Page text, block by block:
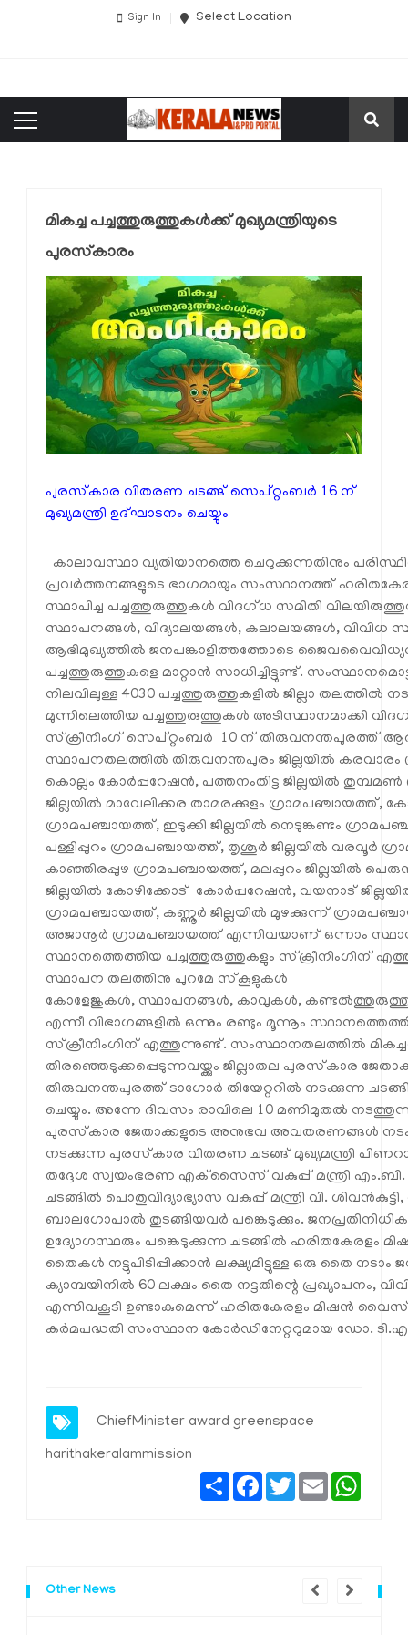
Sign In Select Location
മികച്ച പച്ചത്തുരുത്തുകൾക്ക് മുഖ്യമന്ത്രിയുടെ
പുരസ്‌കാരം
പുരസ്‌കാര വിതരണ ചടങ്ങ് സെപ്റ്റംബർ 16 ന്
മുഖ്യമന്ത്രി ഉദ്ഘാടനം ചെയ്യും
കാലാവസ്ഥാ വ്യതിയാനത്തെ ചെറുക്കുന്നതിനും
പ്രവർത്തനങ്ങളുടെ ഭാഗമായും സംസ്ഥാനത്ത്
സ്ഥാപിച്ച പച്ചത്തുരുത്തുകൾ വിദഗ്ധ സമിതി
സ്ഥാപനങ്ങൾ, വിദ്യാലയങ്ങൾ, കലാലയങ്ങൾ, വിവിധ
ആഭിമുഖ്യത്തിൽ ജനപങ്കാളിത്തത്തോടെ
പച്ചത്തുരുത്തുകളെ മാറ്റാൻ സാധിച്ചിട്ടുണ്ട്.
നിലവിലുള്ള 4030 പച്ചത്തുരുത്തുകളിൽ ജില്ലാ തലത്തിൽ
മുന്നിലെത്തിയ പച്ചത്തുരുത്തുകൾ അടിസ്ഥാനമാക്കി
സ്‌ക്രീനിംഗ് സെപ്റ്റംബർ 10 ന് തിരുവനന്തപുരത്ത്
സ്ഥാപനതലത്തിൽ തിരുവനന്തപുരം ജില്ലയിൽ കരവാരം
കൊല്ലം കോർപ്പറേഷൻ, പത്തനംതിട്ട ജില്ലയിൽ
ജില്ലയിൽ മാവേലിക്കര താമരക്കുളം ഗ്രാമപഞ്ചായത്ത്,
ഗ്രാമപഞ്ചായത്ത്, ഇടുക്കി ജില്ലയിൽ നെടുങ്കണ്ടം
പള്ളിപ്പുറം ഗ്രാമപഞ്ചായത്ത്, തൃശൂർ ജില്ലയിൽ വരവൂർ
കാഞ്ഞിരപ്പുഴ ഗ്രാമപഞ്ചായത്ത്, മലപ്പുറം ജില്ലയിൽ
ജില്ലയിൽ കോഴിക്കോട് കോർപ്പറേഷൻ, വയനാട്
ഗ്രാമപഞ്ചായത്ത്, കണ്ണൂർ ജില്ലയിൽ മുഴക്കുന്ന്
അജാനൂർ ഗ്രാമപഞ്ചായത്ത് എന്നിവയാണ് ഒന്നാം
സ്ഥാനത്തെത്തിയ പച്ചത്തുരുത്തുകളും സ്‌ക്രീനിംഗിന്
സ്ഥാപന തലത്തിനു പുറമേ സ്‌കൂളുകൾ
കോളേജുകൾ, സ്ഥാപനങ്ങൾ, കാവുകൾ,
എന്നീ വിഭാഗങ്ങളിൽ ഒന്നും രണ്ടും മൂന്നൂം
സ്‌ക്രീനിംഗിന് എത്തുന്നുണ്ട്. സംസ്ഥാനതലത്തിൽ
തിരഞ്ഞെടുക്കപ്പെടുന്നവയ്ക്കും ജില്ലാതല പുരസ്‌കാര
തിരുവനന്തപുരത്ത് ടാഗോർ തിയേറ്ററിൽ നടക്കുന്ന
ചെയ്യും. അന്നേ ദിവസം രാവിലെ 10 മണിമുതൽ
പുരസ്‌കാര ജേതാക്കളുടെ അനുഭവ അവതരണങ്ങൾ
നടക്കുന്ന പുരസ്‌കാര വിതരണ ചടങ്ങ് മുഖ്യമന്ത്രി
തദ്ദേശ സ്വയംഭരണ എക്‌സൈസ് വകുപ്പ് മന്ത്രി
ചടങ്ങിൽ പൊതുവിദ്യാഭ്യാസ വകുപ്പ് മന്ത്രി വി.
ബാലഗോപാൽ തുടങ്ങിയവർ പങ്കെടുക്കും.
ഉദ്യോഗസ്ഥരും പങ്കെടുക്കുന്ന ചടങ്ങിൽ ഹരിതകേരളം
തൈകൾ നട്ടുപിടിപ്പിക്കാൻ ലക്ഷ്യമിട്ടുള്ള ഒരു തൈ
ക്യാമ്പയിനിൽ 60 ലക്ഷം തൈ നട്ടതിന്റെ പ്രഖ്യാപനം,
എന്നിവകൂടി ഉണ്ടാകുമെന്ന് ഹരിതകേരളം മിഷൻ
കർമപദ്ധതി സംസ്ഥാന കോർഡിനേറ്ററുമായ ഡോ.
ChiefMinister award greenspace
harithakeralammission
ShareFacebook
TwitterEmail
Other News